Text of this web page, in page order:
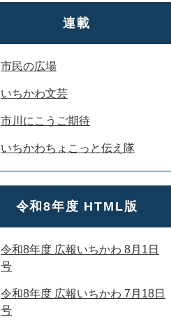
連載
市民の広場
いちかわ文芸
市川にこうご期待
いちかわちょこっと伝え隊
令和8年度 HTML版
令和8年度 広報いちかわ 8月1日
号
令和8年度 広報いちかわ 7月18日
号